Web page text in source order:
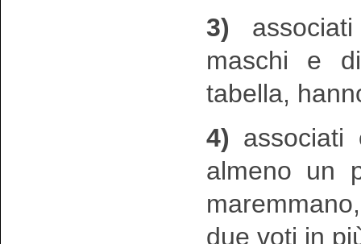
3)
maschi e
tabella,
4)
almeno un
due voti in